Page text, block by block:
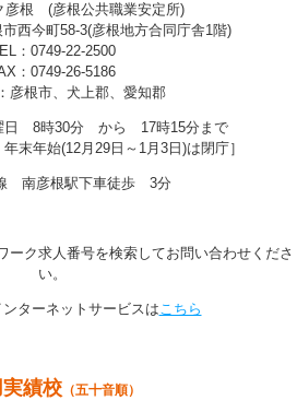
彦根 (彦根公共職業安定所)
西今町58-3(彦根地方合同庁舎1階)
：0749-22-2500
：0749-26-5186
彦根市、犬上郡、愛知郡
日 8時30分 から 17時15分まで
末年始(12月29日～1月3日)は閉庁］
南彦根駅下車徒歩 3分
ーク求人番号を検索してお問い合わせくださ
い。
ターネットサービスはこちら
績校 （五十音順）